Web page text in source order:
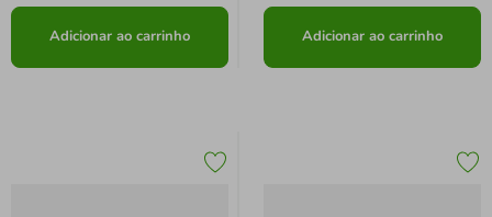
Adicionar ao carrinho Adicionar ao carrinho